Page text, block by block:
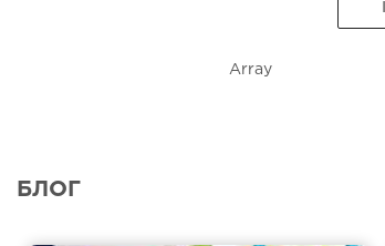
Array
БЛОГ